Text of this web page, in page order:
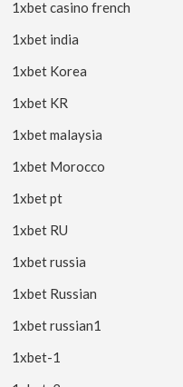
1xbet casino french
1xbet india
1xbet Korea
1xbet KR
1xbet malaysia
1xbet Morocco
1xbet pt
1xbet RU
1xbet russia
1xbet Russian
1xbet russian1
1xbet-1